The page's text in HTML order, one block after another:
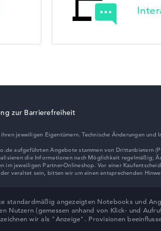
zur Barrierefreiheit
jeweiligen Eigentümern. Technische Änderungen
standardmäßig angezeigten Notebooks und
(gemessen anhand von Klick- und
wir als "Anzeige". Provisionen